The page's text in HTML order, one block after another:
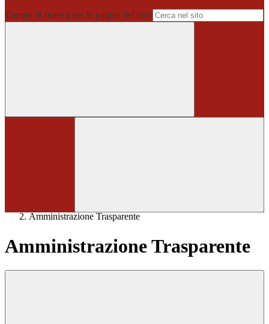
Campo di ricerca per le pagine del sito
Amministrazione Trasparente
Amministrazione Trasparente